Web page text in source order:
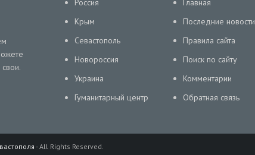
Россия
Крым
Севастополь
Новороссия
Украина
Гуманитарный центр
Главная
Последние новости
Правила сайта
Поиск по сайту
Комментарии
Обратная связь
- All Rights Reserved.